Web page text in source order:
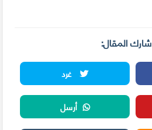
شارك المقال:
غرد
أرسل